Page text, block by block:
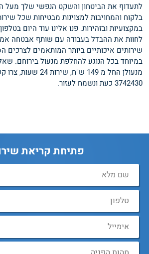
לתעדוף את הביטחון והשקט הנפשי שלך מעל
בלקוח והמחויבות למצוינות מבטיחות שכל
לחוות את ההבדל בעבודה עם שותף אבטחה
שירותים איכותיים ביותר המותאמים לצרכים
במיוחד בכל הנוגע להחלפת מנעול בירוחם.
3742430 כעת ונשמח לעזור.
פתיחת קריאת